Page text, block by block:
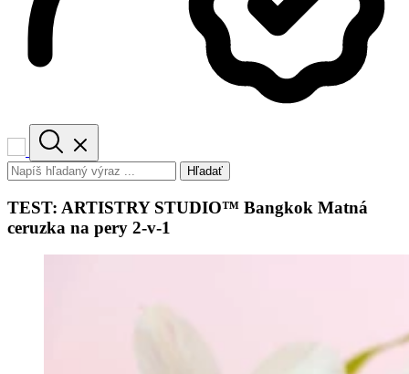
Hľadať
TEST: ARTISTRY STUDIO™ Bangkok Matná
ceruzka na pery 2-v-1